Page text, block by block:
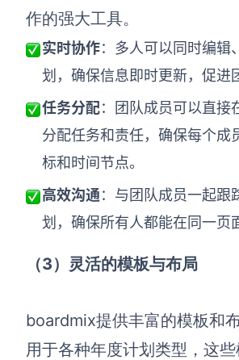
作的强大工具。
实时协作：多人可以同时编辑
划，确保信息即时更新，促进
任务分配：团队成员可以直接
分配任务和责任，确保每个成
标和时间节点。
高效沟通：与团队成员一起跟
划，确保所有人都能在同一页
（3）灵活的模板与布局
boardmix提供丰富的模板和
用于各种年度计划类型，这